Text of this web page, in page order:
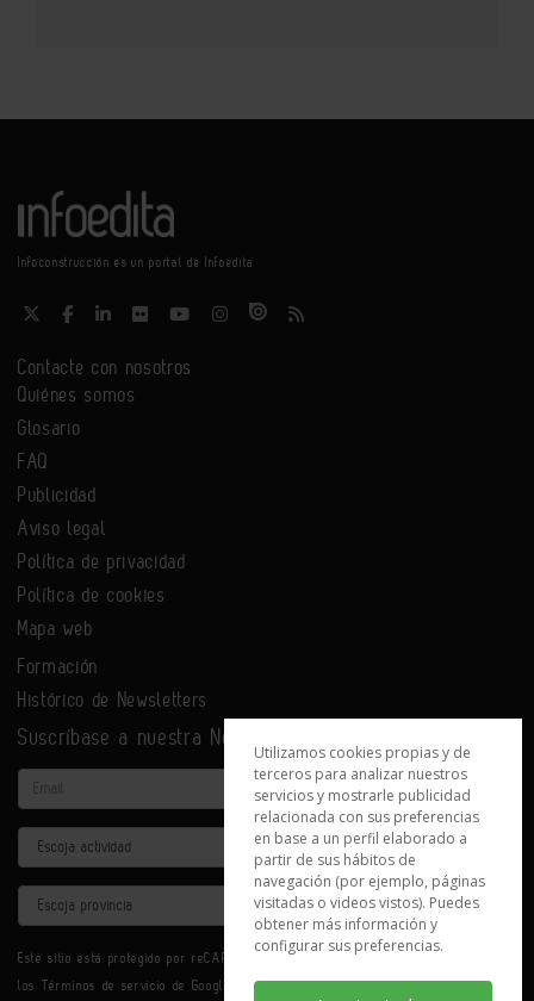
Infoconstrucción es un portal de Infoedita
Contacte con nosotros
Quiénes somos
Glosario
FAQ
Publicidad
Aviso legal
Política de privacidad
Política de cookies
Mapa web
Formación
Histórico de Newsletters
Suscríbase a nuestra Newsletter
Email
Actividad
Provincia
Este sitio está protegido por reCAPTCHA y se aplican la
los Términos de servicio de Google.
Utilizamos cookies propias y de
terceros para analizar nuestros
servicios y mostrarle publicidad
relacionada con sus preferencias
en base a un perfil elaborado a
partir de sus hábitos de
navegación (por ejemplo, páginas
visitadas o videos vistos). Puedes
obtener más información y
configurar sus preferencias.